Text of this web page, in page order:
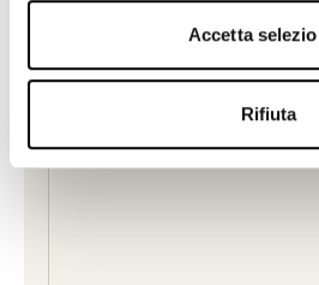
Accetta
Rifiuta